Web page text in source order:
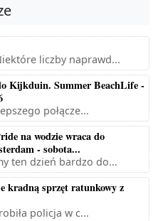
liczby naprawd...
Kijkduin. Summer BeachLife -
połącze...
na wodzie wraca do
- sobota...
ten dzień bardzo do...
kradną sprzęt ratunkowy z
policja w c...